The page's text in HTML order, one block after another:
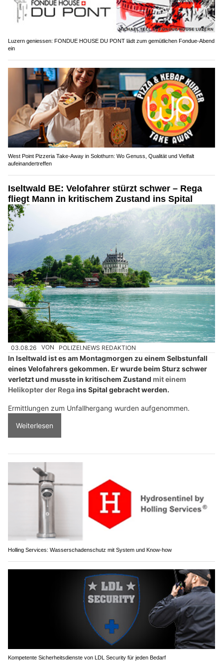
Luzern geniessen: FONDUE HOUSE DU PONT lädt zum gemütlichen Fondue-Abend
ein
West Point Pizzeria Take-Away in Solothurn: Wo Genuss, Qualität und Vielfalt
aufeinandertreffen
Iseltwald BE: Velofahrer stürzt schwer – Rega
fliegt Mann in kritischem Zustand ins Spital
03.08.26 VON POLIZEI.NEWS REDAKTION
In Iseltwald ist es am Montagmorgen zu einem Selbstunfall
eines Velofahrers gekommen. Er wurde beim Sturz schwer
verletzt und musste in kritischem Zustand mit einem
Helikopter der Regains Spital gebracht werden.
Ermittlungen zum Unfallhergang wurden aufgenommen.
Weiterlesen
Holling Services: Wasserschadenschutz mit System und Know-how
Kompetente Sicherheitsdienste von LDL Security für jeden Bedarf